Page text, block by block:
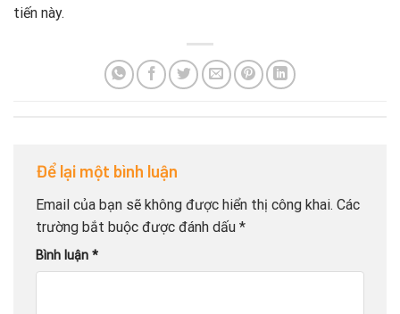
tiến này.
Để lại một bình luận
Email của bạn sẽ không được hiển thị công khai. Các
trường bắt buộc được đánh dấu *
Bình luận *